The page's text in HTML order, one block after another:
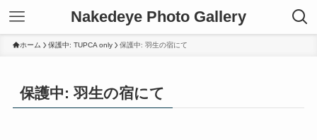
Nakedeye Photo Gallery
ホーム 保護中: TUPCA only 保護中: 羽生の宿にて
保護中: 羽生の宿にて